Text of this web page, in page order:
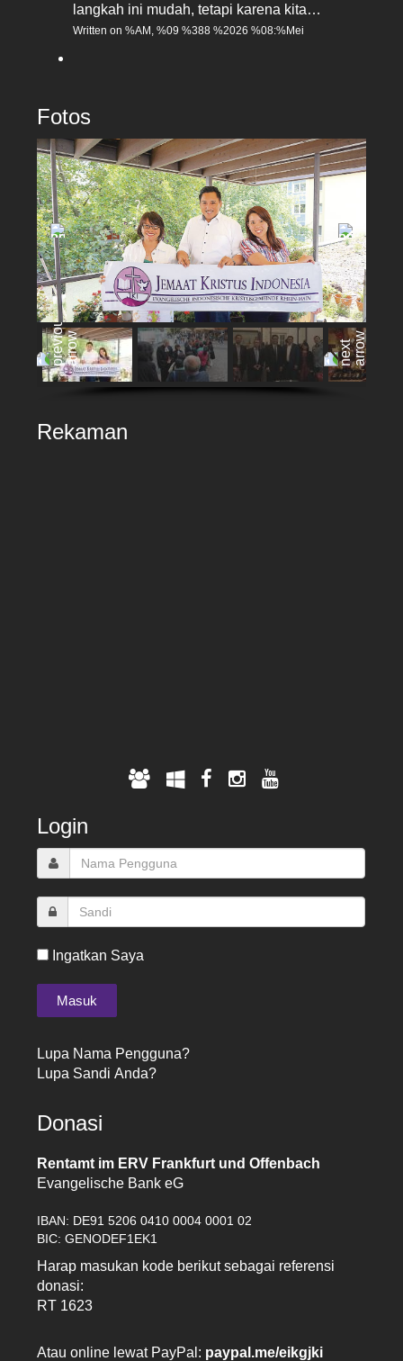
langkah ini mudah, tetapi karena kita…
Written on %AM, %09 %388 %2026 %08:%Mei
Fotos
Rekaman
Login
Ingatkan Saya
Lupa Nama Pengguna?
Lupa Sandi Anda?
Donasi
Rentamt im ERV Frankfurt und Offenbach
Evangelische Bank eG
IBAN: DE91 5206 0410 0004 0001 02
BIC: GENODEF1EK1
Harap masukan kode berikut sebagai referensi
donasi:
RT 1623
Atau online lewat PayPal: paypal.me/eikgjki